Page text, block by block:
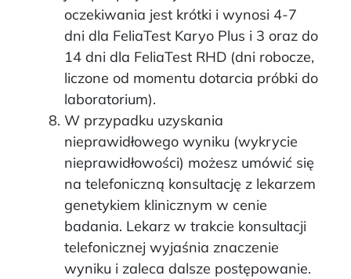
oczekiwania jest krótki i wynosi 4-7
dni dla FeliaTest Karyo Plus i 3 oraz do
14 dni dla FeliaTest RHD (dni robocze,
liczone od momentu dotarcia próbki do
laboratorium).
W przypadku uzyskania
nieprawidłowego wyniku (wykrycie
nieprawidłowości) możesz umówić się
na telefoniczną konsultację z lekarzem
genetykiem klinicznym w cenie
badania. Lekarz w trakcie konsultacji
telefonicznej wyjaśnia znaczenie
wyniku i zaleca dalsze postępowanie.